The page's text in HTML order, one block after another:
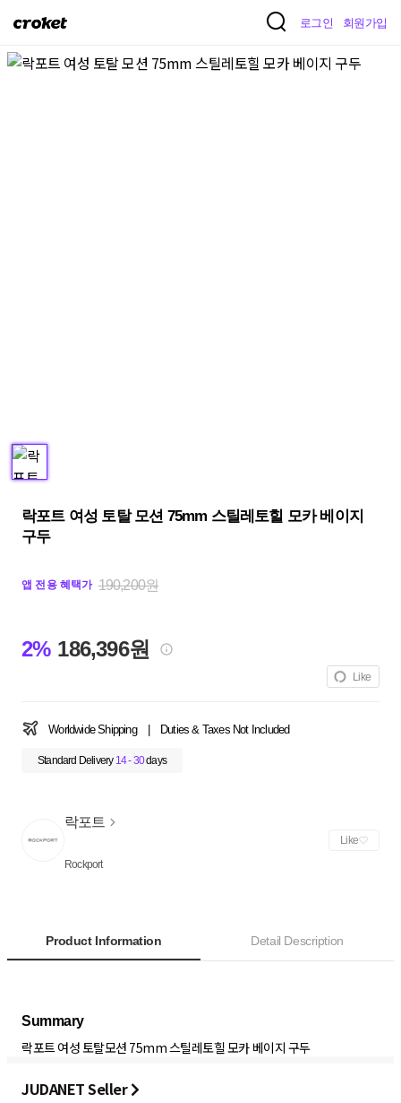
크
켓
로그인 회원가입
락포트 여성 토탈 모션 75mm 스틸레토힐 모카 베이지
구두
앱 전용 혜택가 190,200원
2% 186,396원
Like
Worldwide Shipping Duties & Taxes Not Included
Standard Delivery 14 - 30days
락포트
Rockport
Like
Product Information Detail Description
Summary
락포트 여성 토탈모션 75mm 스틸레토힐 모카 베이지 구두
JUDANET Seller